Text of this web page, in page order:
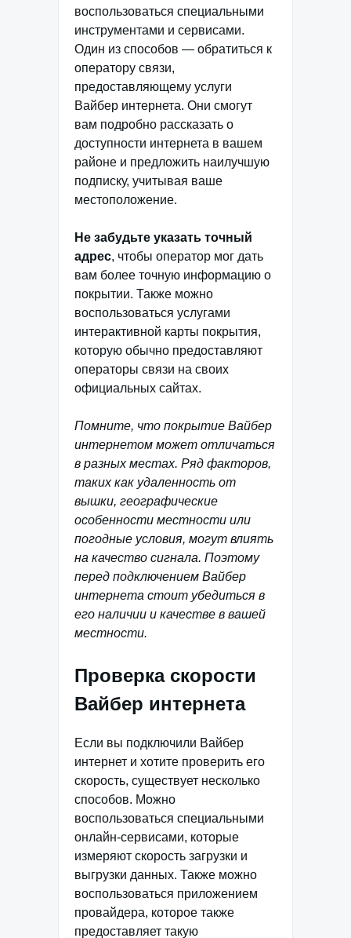
воспользоваться специальными
инструментами и сервисами.
Один из способов — обратиться к
оператору связи,
предоставляющему услуги
Вайбер интернета. Они смогут
вам подробно рассказать о
доступности интернета в вашем
районе и предложить наилучшую
подписку, учитывая ваше
местоположение.
Не забудьте указать точный
адрес, чтобы оператор мог дать
вам более точную информацию о
покрытии. Также можно
воспользоваться услугами
интерактивной карты покрытия,
которую обычно предоставляют
операторы связи на своих
официальных сайтах.
Помните, что покрытие Вайбер
интернетом может отличаться
в разных местах. Ряд факторов,
таких как удаленность от
вышки, географические
особенности местности или
погодные условия, могут влиять
на качество сигнала. Поэтому
перед подключением Вайбер
интернета стоит убедиться в
его наличии и качестве в вашей
местности.
Проверка скорости
Вайбер интернета
Если вы подключили Вайбер
интернет и хотите проверить его
скорость, существует несколько
способов. Можно
воспользоваться специальными
онлайн-сервисами, которые
измеряют скорость загрузки и
выгрузки данных. Также можно
воспользоваться приложением
провайдера, которое также
предоставляет такую